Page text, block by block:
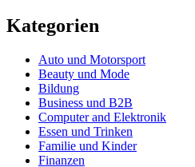
Kategorien
Auto und Motorsport
Beauty und Mode
Bildung
Business und B2B
Computer and Elektronik
Essen und Trinken
Familie und Kinder
Finanzen